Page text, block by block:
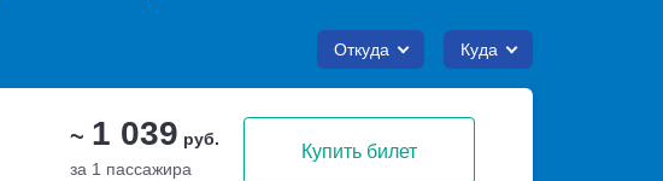
Откуда Куда
~ 1 039 руб.
за 1 пассажира
Купить билет